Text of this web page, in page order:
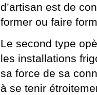
d’artisan est de
former ou faire
Le second type
les installations
sa force de sa
à se tenir